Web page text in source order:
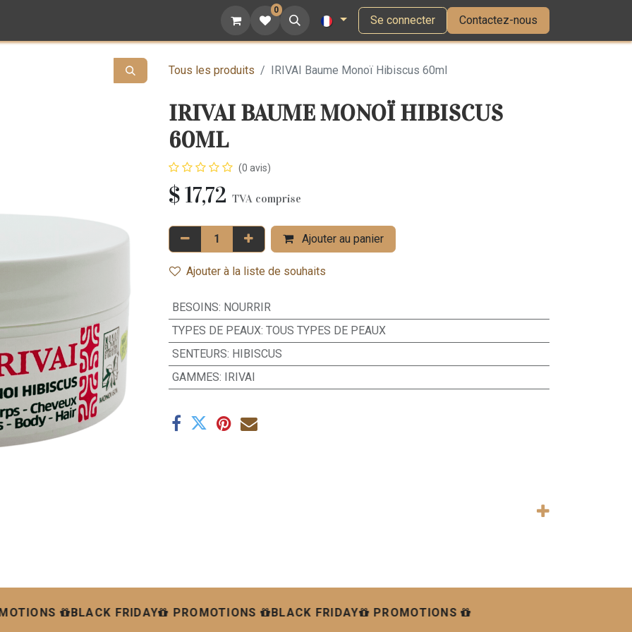
Devenez revendeur
0
Se connecter Contactez-nous
Tous les produits IRIVAI Baume Monoï Hibiscus 60ml
IRIVAI BAUME MONOÏ HIBISCUS
60ML
(0 avis)
$17,72 TVA comprise
Ajouter au panier
Ajouter à la liste de souhaits
BESOINS: NOURRIR
TYPES DE PEAUX: TOUS TYPES DE PEAUX
SENTEURS: HIBISCUS
GAMMES: IRIVAI
BLACK FRIDAY PROMOTIONS BLACK FRIDAY PROMOTIONS